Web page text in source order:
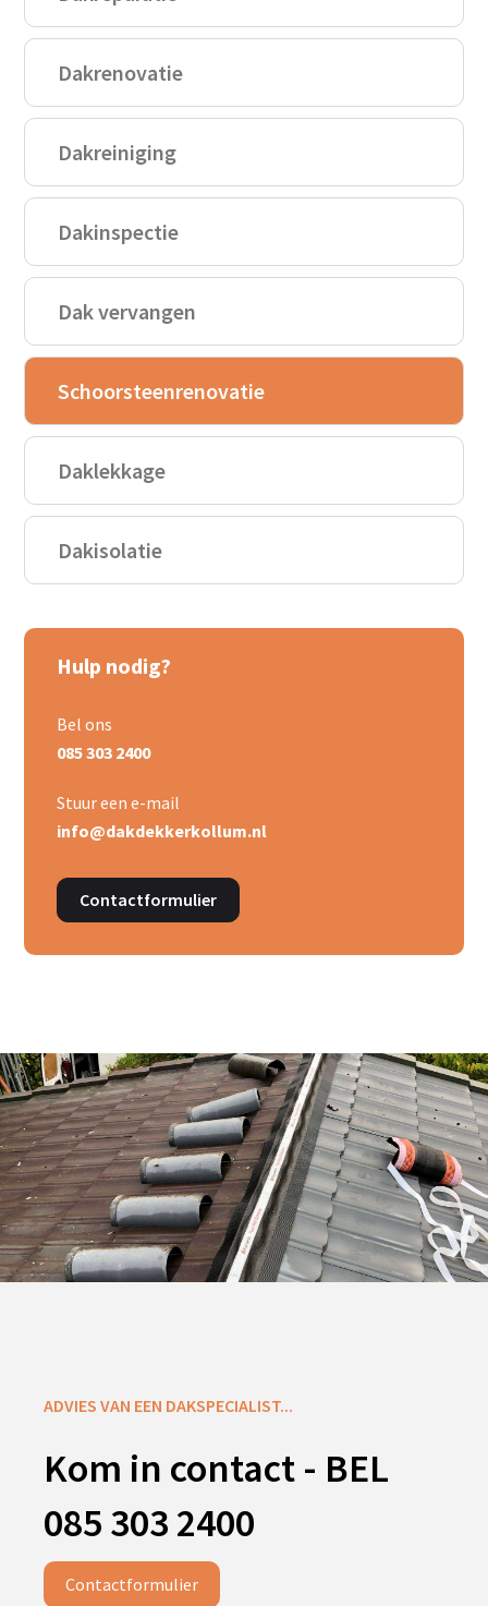
Dakrenovatie
Dakreiniging
Dakinspectie
Dak vervangen
Schoorsteenrenovatie
Daklekkage
Dakisolatie
Hulp nodig?
Bel ons
085 303 2400
Stuur een e-mail
info@dakdekkerkollum.nl
Contactformulier
ADVIES VAN EEN DAKSPECIALIST...
Kom in contact - BEL
085 303 2400
Contactformulier